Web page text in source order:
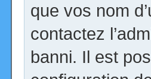
que vos nom
contactez
banni. Il est